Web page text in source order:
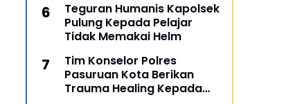
Teguran Humanis Kapolsek
Pulung Kepada Pelajar
Tidak Memakai Helm
Tim Konselor Polres
Pasuruan Kota Berikan
Trauma Healing Kepada